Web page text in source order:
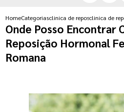
HomeCategoriasclinica de reposicaoclinica de
Onde Posso Encontrar
Reposição Hormonal
Romana